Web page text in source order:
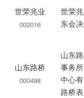
世荣兆业
002016
世荣
东会
山东路桥
000498
山东
事务
中心
路桥